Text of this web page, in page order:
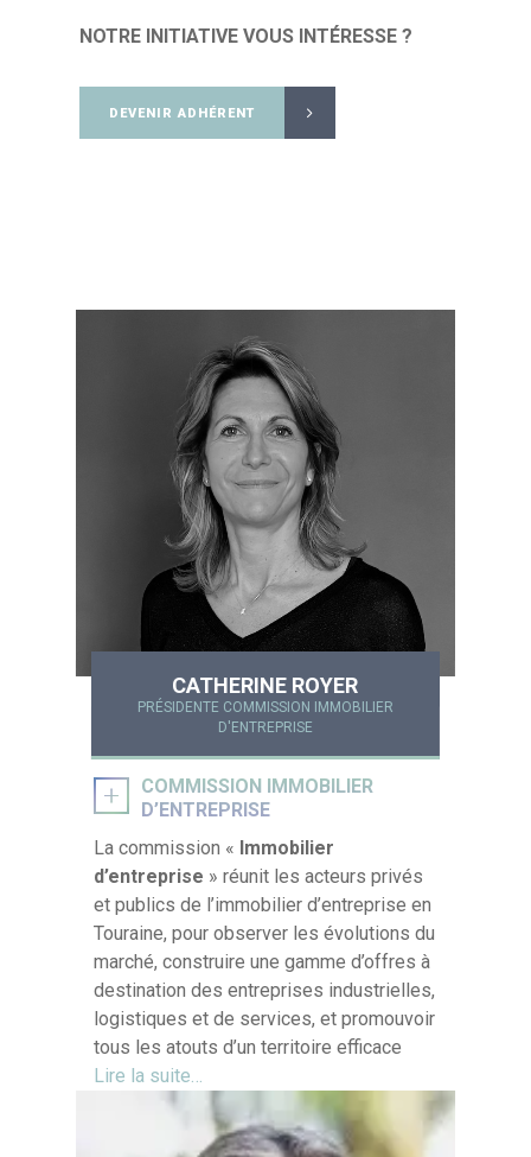
NOTRE INITIATIVE VOUS INTÉRESSE ?
DEVENIR ADHÉRENT
CATHERINE ROYER
PRÉSIDENTE COMMISSION IMMOBILIER
D'ENTREPRISE
COMMISSION IMMOBILIER
D’ENTREPRISE
La commission « Immobilier
d’entreprise » réunit les acteurs privés
et publics de l’immobilier d’entreprise en
Touraine, pour observer les évolutions du
marché, construire une gamme d’offres à
destination des entreprises industrielles,
logistiques et de services, et promouvoir
tous les atouts d’un territoire efficace
Lire la suite…